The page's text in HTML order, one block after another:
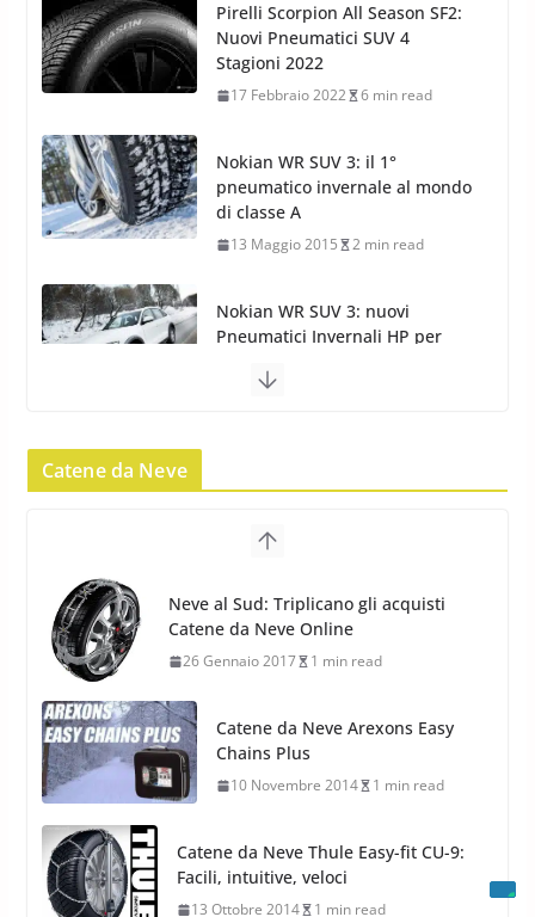
Nokian WR SUV 3: il 1°
pneumatico invernale al mondo
di classe A
13 Maggio 2015 2 min read
Nokian WR SUV 3: nuovi
Pneumatici Invernali HP per
condizioni invernali difficili
23 Aprile 2013 9 min read
Yokohama Geolandar G073: nuovi pneumatici
invernali SUV
2 min read
17 Febbraio 2022 6 min read
Stagioni 2022
17 Febbraio 2022
Catene da Neve
Catene da Neve Arexons Easy
Chains Plus
10 Novembre 2014 1 min read
Catene da Neve Thule Easy-fit CU-9:
Facili, intuitive, veloci
13 Ottobre 2014 1 min read
Calze da Neve Arexocks by
Arexons
26 Ottobre 2013 1 min read